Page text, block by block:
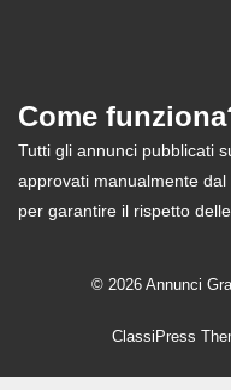
Come
Tutti gli annunci pubblicati
approvati manualmente
per garantire il rispetto
© 2026 Annunci
ClassiPress